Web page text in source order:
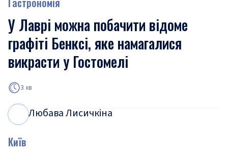
У Лаврі можна побачити відоме
графіті Бенксі, яке намагалися
викрасти у Гостомелі
3 хв
Любава Лисичкіна
Київ